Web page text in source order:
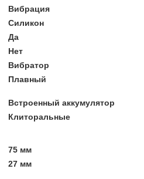
Вибрация
Силикон
Да
Нет
Вибратор
Плавный
Встроенный аккумулятор
Клиторальные
75 мм
27 мм